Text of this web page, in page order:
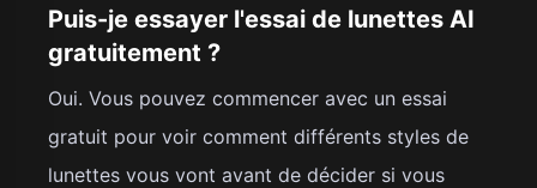
Puis-je essayer l'essai de lunettes AI
gratuitement ?
Oui. Vous pouvez commencer avec un essai
gratuit pour voir comment différents styles de
lunettes vous vont avant de décider si vous